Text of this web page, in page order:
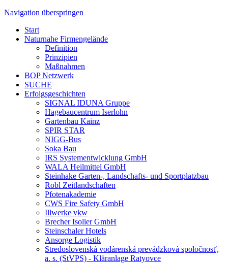
Navigation überspringen
Start
Naturnahe Firmengelände
Definition
Prinzipien
Maßnahmen
BOP Netzwerk
SUCHE
Erfolgsgeschichten
SIGNAL IDUNA Gruppe
Hagebaucentrum Iserlohn
Gartenbau Kainz
SPIR STAR
NIGG-Bus
Soka Bau
IRS Systementwicklung GmbH
WALA Heilmittel GmbH
Steinhake Garten-, Landschafts- und Sportplatzbau
Robl Zeitlandschaften
Pfotenakademie
CWS Fire Safety GmbH
Illwerke vkw
Brecher Isolier GmbH
Steinschaler Hotels
Ansorge Logistik
Stredoslovenská vodárenská prevádzková spoločnosť,
a. s. (StVPS) - Kläranlage Ratyovce